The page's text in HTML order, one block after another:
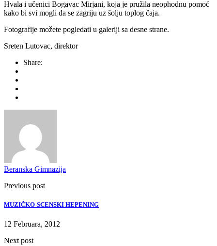
Hvala i učenici Bogavac Mirjani, koja je pružila neophodnu pomoć
kako bi svi mogli da se zagriju uz šolju toplog čaja.
Fotografije možete pogledati u galeriji sa desne strane.
Sreten Lutovac, direktor
Share:
Beranska Gimnazija
Previous post
MUZIČKO-SCENSKI HEPENING
12 Februara, 2012
Next post